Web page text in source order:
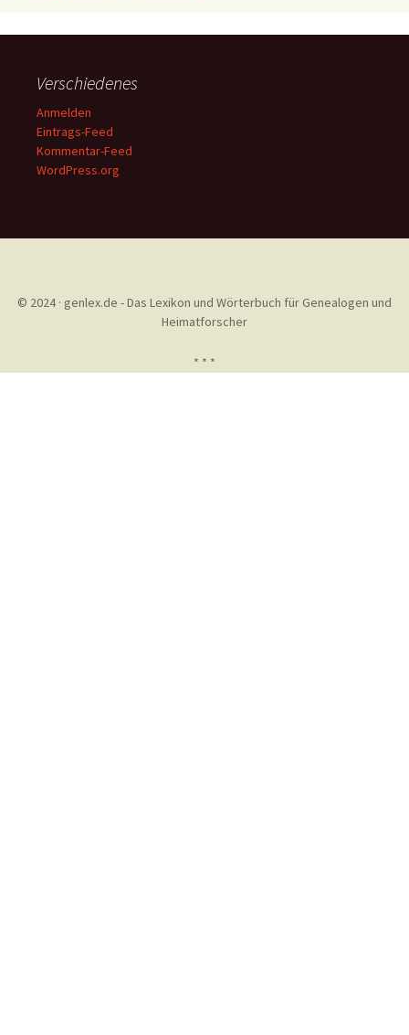
Verschiedenes
Anmelden
Eintrags-Feed
Kommentar-Feed
WordPress.org
© 2024 · genlex.de - Das Lexikon und Wörterbuch für Genealogen und
Heimatforscher
* * *